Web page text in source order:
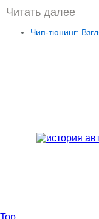
Читать далее
Чип-тюнинг:
Top